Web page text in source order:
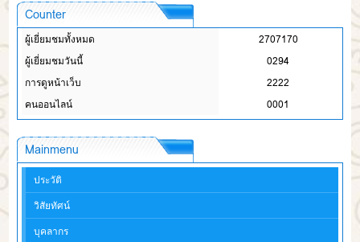
Counter
ผู้เยี่ยมชมทั้งหมด
2707170
ผู้เยี่ยมชมวันนี้
0294
การดูหน้าเว็บ
2222
คนออนไลน์
0001
Mainmenu
ประวัติ
วิสัยทัศน์
บุคลากร